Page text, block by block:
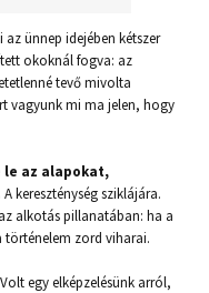
az ünnep idejében kétszer
okoknál fogva: az
tevő mivolta
vagyunk mi ma jelen, hogy
az alapokat,
A kereszténység sziklájára.
alkotás pillanatában: ha a
történelem zord viharai.
Volt egy elképzelésünk arról,